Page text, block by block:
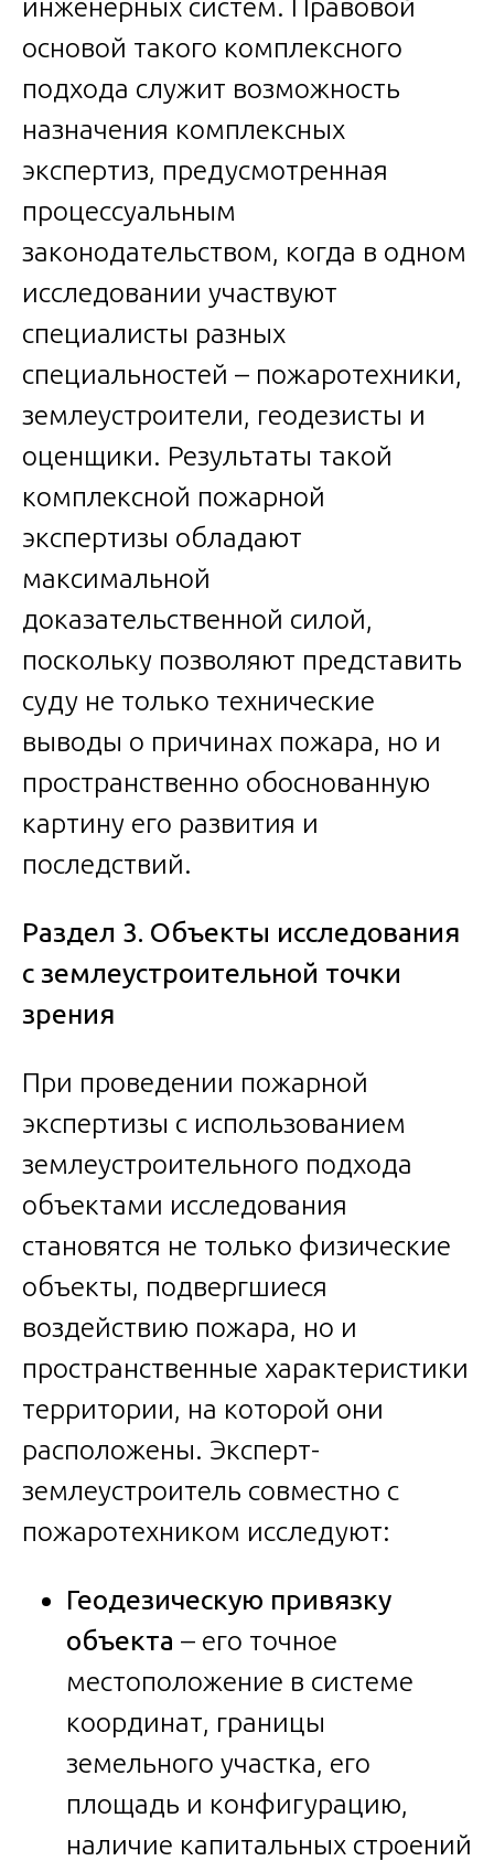
инженерных систем. Правовой
основой такого комплексного
подхода служит возможность
назначения комплексных
экспертиз, предусмотренная
процессуальным
законодательством, когда в одном
исследовании участвуют
специалисты разных
специальностей – пожаротехники,
землеустроители, геодезисты и
оценщики. Результаты такой
комплексной пожарной
экспертизы обладают
максимальной
доказательственной силой,
поскольку позволяют представить
суду не только технические
выводы о причинах пожара, но и
пространственно обоснованную
картину его развития и
последствий.
Раздел 3. Объекты исследования
с землеустроительной точки
зрения
При проведении пожарной
экспертизы с использованием
землеустроительного подхода
объектами исследования
становятся не только физические
объекты, подвергшиеся
воздействию пожара, но и
пространственные характеристики
территории, на которой они
расположены. Эксперт-
землеустроитель совместно с
пожаротехником исследуют:
Геодезическую привязку
объекта – его точное
местоположение в системе
координат, границы
земельного участка, его
площадь и конфигурацию,
наличие капитальных строений